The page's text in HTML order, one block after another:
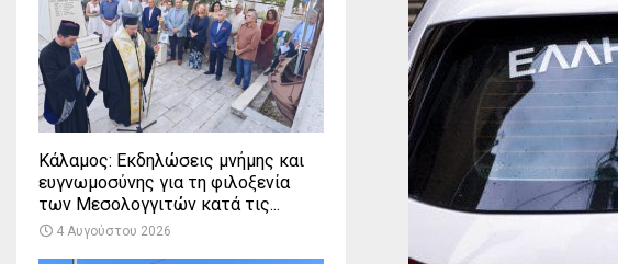
Κάλαμος: Εκδηλώσεις μνήμης και
ευγνωμοσύνης για τη φιλοξενία
των Μεσολογγιτών κατά τις...
4 Αυγούστου 2026